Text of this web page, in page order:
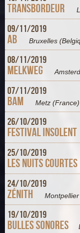
Transbordeur
09/11/2019
AB Bruxelles
08/11/2019
Melkweg
07/11/2019
BAM Metz (France)
26/10/2019
Festival Insolent
25/10/2019
Les Nuits Courtes
24/10/2019
Zénith Montpellier
19/10/2019
Bulles Sonores